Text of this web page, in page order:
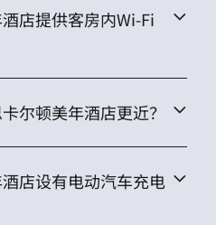
店提供客房内Wi-Fi
尔顿美年酒店更近？
店设有电动汽车充电